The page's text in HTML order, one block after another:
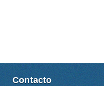
Contacto